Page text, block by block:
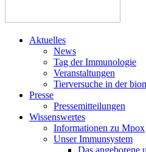
Aktuelles
News
Tag der Immunologie
Veranstaltungen
Tierversuche in der
Presse
Pressemitteilungen
Wissenswertes
Informationen zu Mpox
Unser Immunsystem
Das angeborene